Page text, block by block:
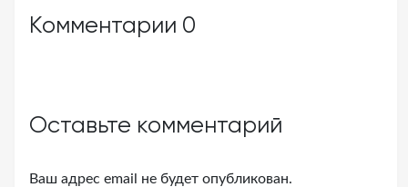
Комментарии 0
Оставьте комментарий
Ваш адрес email не будет опубликован.